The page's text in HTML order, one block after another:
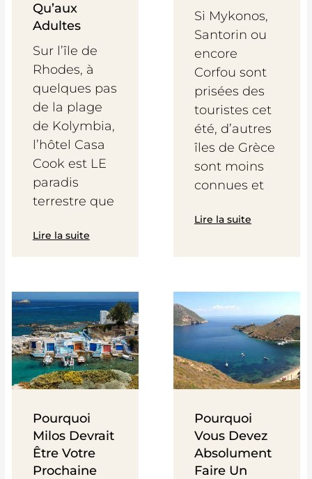
Qu’aux
Adultes
Sur l’île de
Rhodes, à
quelques pas
de la plage
de Kolymbia,
l’hôtel Casa
Cook est LE
paradis
terrestre que
Lire la suite
Si Mykonos,
Santorin ou
encore
Corfou sont
prisées des
touristes cet
été, d’autres
îles de Grèce
sont moins
connues et
Lire la suite
Pourquoi
Milos Devrait
Être Votre
Prochaine
Pourquoi
Vous Devez
Absolument
Faire Un